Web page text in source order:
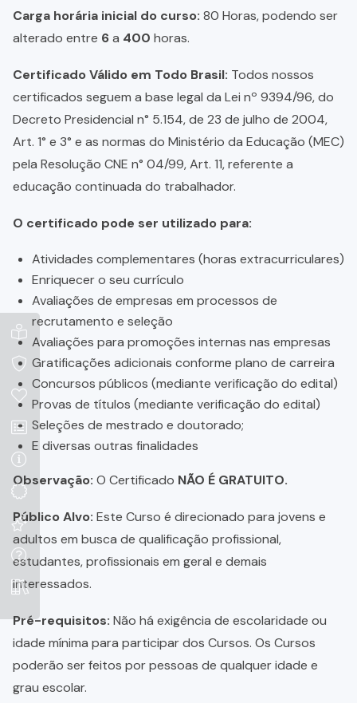
Carga horária inicial do curso: 80 Horas, podendo ser
alterado entre 6a 400 horas.
Certificado Válido em Todo Brasil: Todos nossos
certificados seguem a base legal da Lei nº 9394/96, do
Decreto Presidencial n° 5.154, de 23 de julho de 2004,
Art. 1° e 3° e as normas do Ministério da Educação (MEC)
pela Resolução CNE n° 04/99, Art. 11, referente a
educação continuada do trabalhador.
O certificado pode ser utilizado para:
Atividades complementares (horas extracurriculares)
Enriquecer o seu currículo
Avaliações de empresas em processos de
recrutamento e seleção
Avaliações para promoções internas nas empresas
Gratificações adicionais conforme plano de carreira
Concursos públicos (mediante verificação do edital)
Provas de títulos (mediante verificação do edital)
Seleções de mestrado e doutorado;
E diversas outras finalidades
Observação: O Certificado NÃO É GRATUITO.
Público Alvo: Este Curso é direcionado para jovens e
adultos em busca de qualificação profissional,
estudantes, profissionais em geral e demais
interessados.
Pré-requisitos: Não há exigência de escolaridade ou
idade mínima para participar dos Cursos. Os Cursos
poderão ser feitos por pessoas de qualquer idade e
grau escolar.